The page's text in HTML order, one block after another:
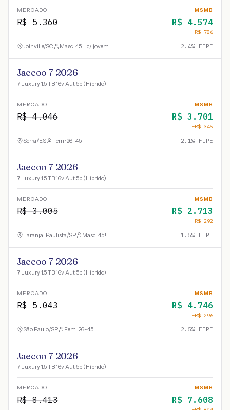
MERCADO
R$5.360
MSMB
R$ 4.574
−R$ 786
Joinville/SC Masc · 45+ · c/ jovem 2.4% FIPE
Jaecoo 7 2026
7 Luxury 1.5 TB 16v Aut 5p (Híbrido)
MERCADO
R$4.046
MSMB
R$ 3.701
−R$ 345
Serra/ES Fem · 26-45 2.1% FIPE
Jaecoo 7 2026
7 Luxury 1.5 TB 16v Aut 5p (Híbrido)
MERCADO
R$3.005
MSMB
R$ 2.713
−R$ 292
Laranjal Paulista/SP Masc · 45+ 1.5% FIPE
Jaecoo 7 2026
7 Luxury 1.5 TB 16v Aut 5p (Híbrido)
MERCADO
R$5.043
MSMB
R$ 4.746
−R$ 296
São Paulo/SP Fem · 26-45 2.5% FIPE
Jaecoo 7 2026
7 Luxury 1.5 TB 16v Aut 5p (Híbrido)
MERCADO
R$8.413
MSMB
R$ 7.608